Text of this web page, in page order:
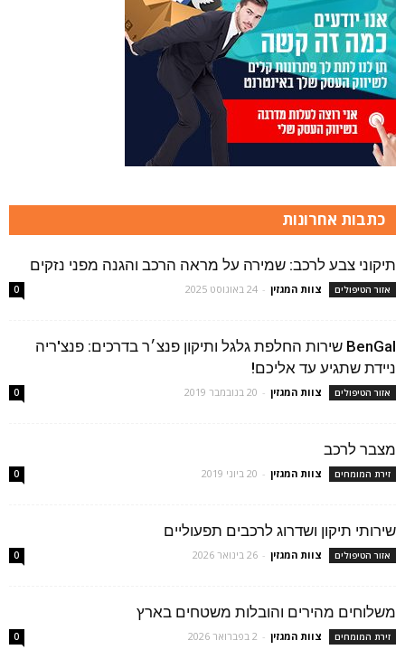
כתבות אחרונות
תיקוני צבע לרכב: שמירה על מראה הרכב והגנה מפני נזקים
אזור הטיפולים צוות המגזין - 24 באוגוסט 2025 0
BenGal שירות החלפת גלגל ותיקון פנצ׳ר בדרכים: פנצ'ריה
ניידת שתגיע עד אליכם!
אזור הטיפולים צוות המגזין - 20 בנובמבר 2019 0
מצבר לרכב
זירת המומחים צוות המגזין - 20 ביוני 2019 0
שירותי תיקון ושדרוג לרכבים תפעוליים
אזור הטיפולים צוות המגזין - 26 בינואר 2026 0
משלוחים מהירים והובלות משטחים בארץ
זירת המומחים צוות המגזין - 2 בפברואר 2026 0